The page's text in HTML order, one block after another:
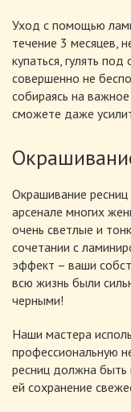
Уход с помощью
течение 3 месяцев,
купаться, гулять
совершенно не
собираясь на
сможете даже
Окрашивание
арсенале многих
очень светлые и
сочетании с
эффект – ваши
всю жизнь были
черными!
Наши мастера
профессиональную
ресниц должна быть
ей сохранение